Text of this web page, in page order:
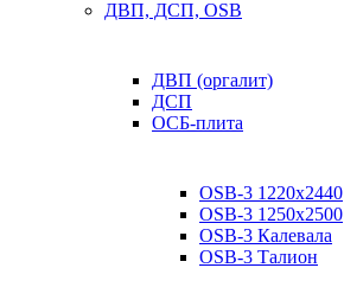
ДВП, ДСП, OSB
ДВП (оргалит)
ДСП
ОСБ-плита
OSB-3 1220х2440
OSB-3 1250х2500
OSB-3 Калевала
OSB-3 Талион